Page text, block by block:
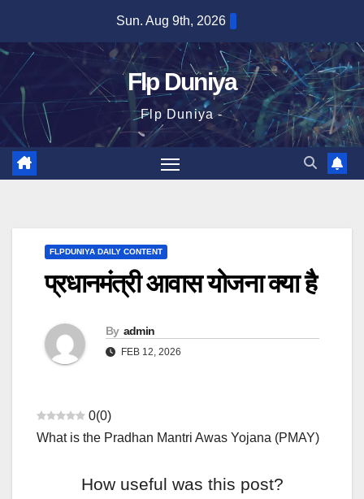
content
Sun. Aug 9th, 2026
Flp Duniya
Flp Duniya -
FLPDUNIYA DAILY CONTENT
प्रधानमंत्री आवास योजना क्या है
By admin
FEB 12, 2026
0(0)
What is the Pradhan Mantri Awas Yojana (PMAY)
How useful was this post?